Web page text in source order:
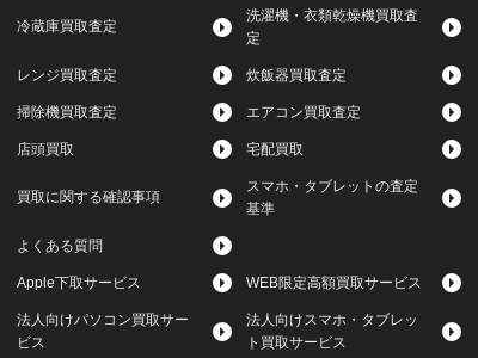
冷蔵庫買取査定
洗濯機・衣類乾燥機買取査
定
レンジ買取査定 炊飯器買取査定
掃除機買取査定 エアコン買取査定
店頭買取 宅配買取
買取に関する確認事項
スマホ・タブレットの査定
基準
よくある質問
Apple下取サービス WEB限定高額買取サービス
法人向けパソコン買取サー
ビス
法人向けスマホ・タブレッ
ト買取サービス